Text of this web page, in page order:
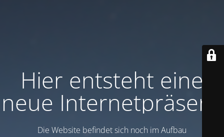
Hier entsteht eine
neue Internetpräsenz
Die Website befindet sich noch im Aufbau